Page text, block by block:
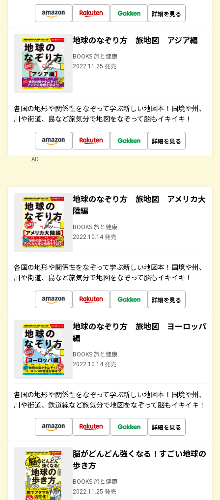
詳細を見る
地球のなぞり方 旅地図 アジア編
BOOKS 旅と健康
2022.11.25 発売
各国の地形や関係性をなぞって学ぶ新しい地図本！国境や州、
川や街道、島など旅気分で地図をなぞって脳もイキイキ！
詳細を見る
AD
地球のなぞり方 旅地図 アメリカ大
陸編
BOOKS 旅と健康
2022.10.14 発売
各国の地形や関係性をなぞって学ぶ新しい地図本！国境や州、
川や街道、島など旅気分で地図をなぞって脳もイキイキ！
詳細を見る
地球のなぞり方 旅地図 ヨーロッパ
編
BOOKS 旅と健康
2022.10.14 発売
各国の地形や関係性をなぞって学ぶ新しい地図本！国境や州、
川や街道、鉄道線など旅気分で地図をなぞって脳もイキイキ！
詳細を見る
脳がどんどん強くなる！すごい地球の
歩き方
BOOKS 旅と健康
2022.11.25 発売